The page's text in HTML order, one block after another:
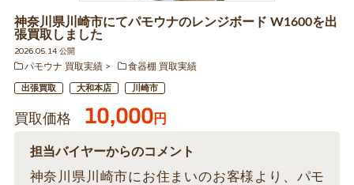
神奈川県川崎市にてパモウナのレンジボード W1600を出
張買取しました
2026.05.14 公開
パモウナ 買取実績
食器棚 買取実績
出張買取 大和本店 川崎市
買取価格 10,000円
担当バイヤーからのコメント
神奈川県川崎市にお住まいのお客様より、パモ